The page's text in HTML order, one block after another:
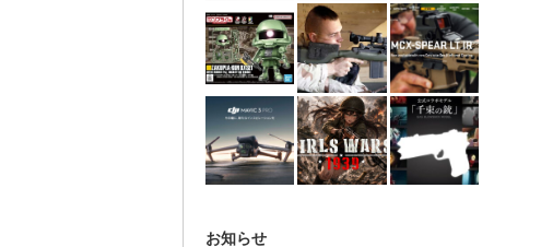
お知らせ